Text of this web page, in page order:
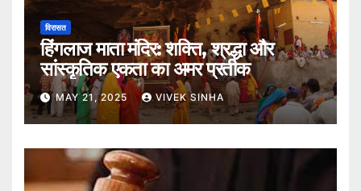
विरासत
हिंगलाज माता मंदिर: शक्ति, श्रद्धा और
सांस्कृतिक एकता का अमर प्रतीक
MAY 21, 2025 VIVEK SINHA